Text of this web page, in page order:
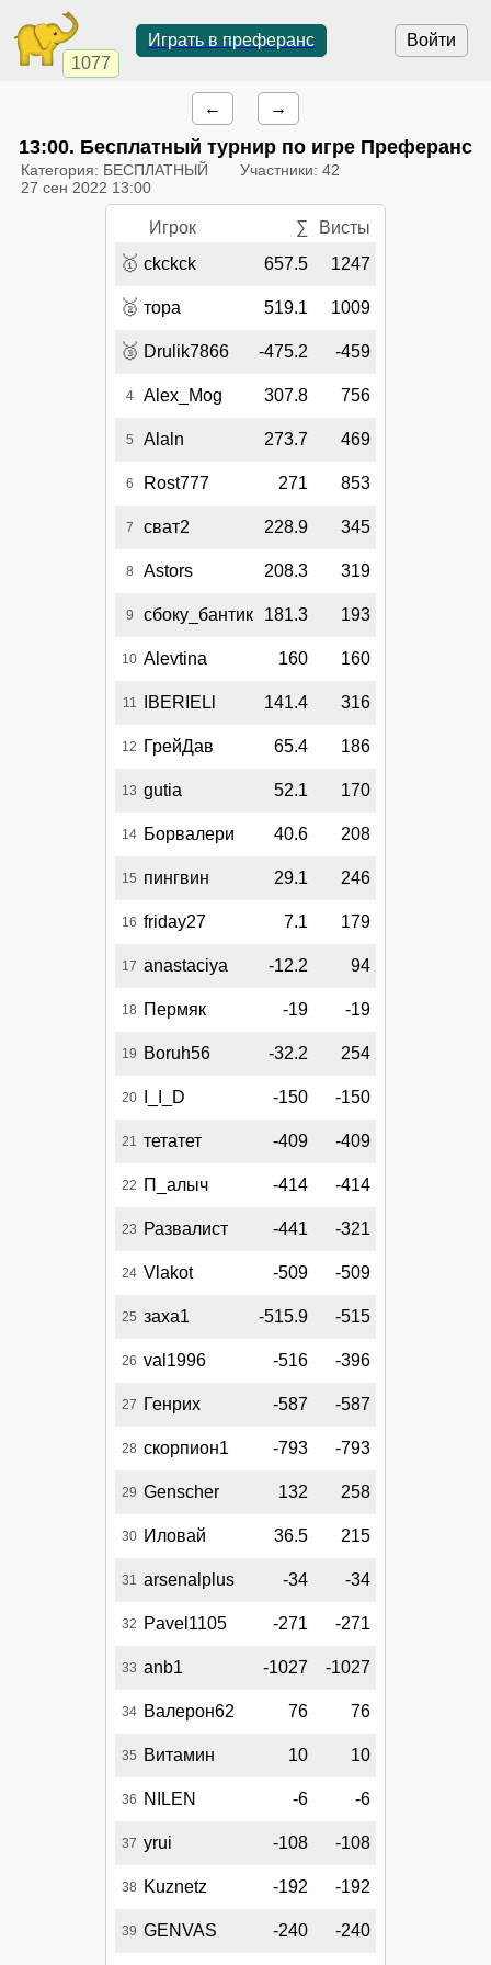
1077
Войти
Играть в преферанс
← →
13:00. Бесплатный турнир по игре Преферанс
Категория: БЕСПЛАТНЫЙ
Участники: 42
27 сен 2022 13:00
Игрок ∑ Висты
🥇 ckckck 657.5 1247
🥈 тора 519.1 1009
🥉 Drulik7866 -475.2 -459
4 Alex_Mog 307.8 756
5 Alaln 273.7 469
6 Rost777 271 853
7 сват2 228.9 345
8 Astors 208.3 319
9 сбоку_бантик 181.3 193
10 Alevtina 160 160
11 IBERIELl 141.4 316
12 ГрейДав 65.4 186
13 gutia 52.1 170
14 Борвалери 40.6 208
15 пингвин 29.1 246
16 friday27 7.1 179
17 anastaciya -12.2 94
18 Пермяк -19 -19
19 Boruh56 -32.2 254
20 I_I_D -150 -150
21 тетатет -409 -409
22 П_алыч -414 -414
23 Развалист -441 -321
24 Vlakot -509 -509
25 заха1 -515.9 -515
26 val1996 -516 -396
27 Генрих -587 -587
28 скорпион1 -793 -793
29 Genscher 132 258
30 Иловай 36.5 215
31 arsenalplus -34 -34
32 Pavel1105 -271 -271
33 anb1 -1027 -1027
34 Валерон62 76 76
35 Витамин 10 10
36 NILEN -6 -6
37 yrui -108 -108
38 Kuznetz -192 -192
39 GENVAS -240 -240